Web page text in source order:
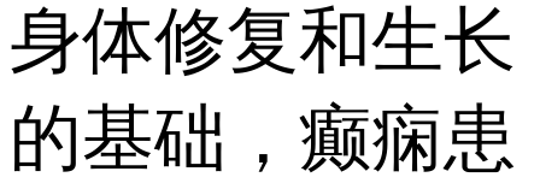
身体修复和生长
的基础，癫痫患